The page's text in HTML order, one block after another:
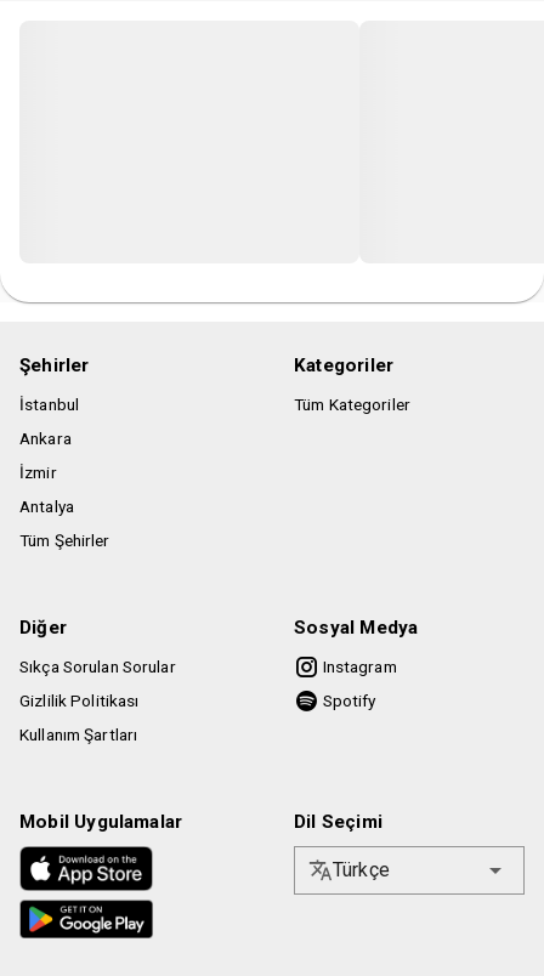
Şehirler
İstanbul
Ankara
İzmir
Antalya
Tüm Şehirler
Kategoriler
Tüm Kategoriler
Diğer
Sıkça Sorulan Sorular
Gizlilik Politikası
Kullanım Şartları
Sosyal Medya
Instagram
Spotify
Mobil Uygulamalar Dil Seçimi
Türkçe